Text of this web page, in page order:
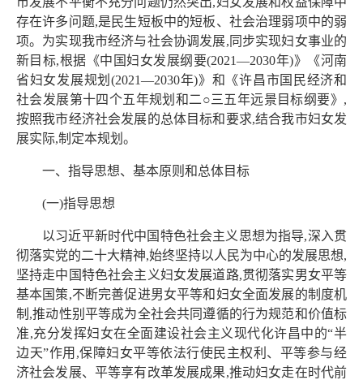
存在许多问题,是民生短板中的短板、社会治理弱项中的弱
项。为实现我市经济与社会协调发展,同步实现妇女事业的
新目标,根据《中国妇女发展纲要(2021—2030年)》《河南
省妇女发展规划(2021—2030年)》和《许昌市国民经济和
社会发展第十四个五年规划和二○三五年远景目标纲要》,
按照我市经济社会发展的总体目标和要求,结合我市妇女发
展实际,制定本规划。
一、指导思想、基本原则和总体目标
(一)指导思想
以习近平新时代中国特色社会主义思想为指导,深入贯
彻落实党的二十大精神,始终坚持以人民为中心的发展思想,
坚持走中国特色社会主义妇女发展道路,贯彻落实男女平等
基本国策,不断完善促进男女平等和妇女全面发展的制度机
制,推动性别平等成为全社会共同遵循的行为规范和价值标
准,充分发挥妇女在全面建设社会主义现代化许昌中的“半
边天”作用,保障妇女平等依法行使民主权利、平等参与经
济社会发展、平等享有改革发展成果,推动妇女走在时代前